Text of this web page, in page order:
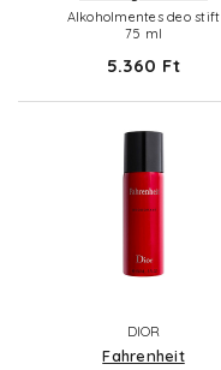
Alkoholmentes deo stift
75 ml
5.360 Ft
DIOR
Fahrenheit